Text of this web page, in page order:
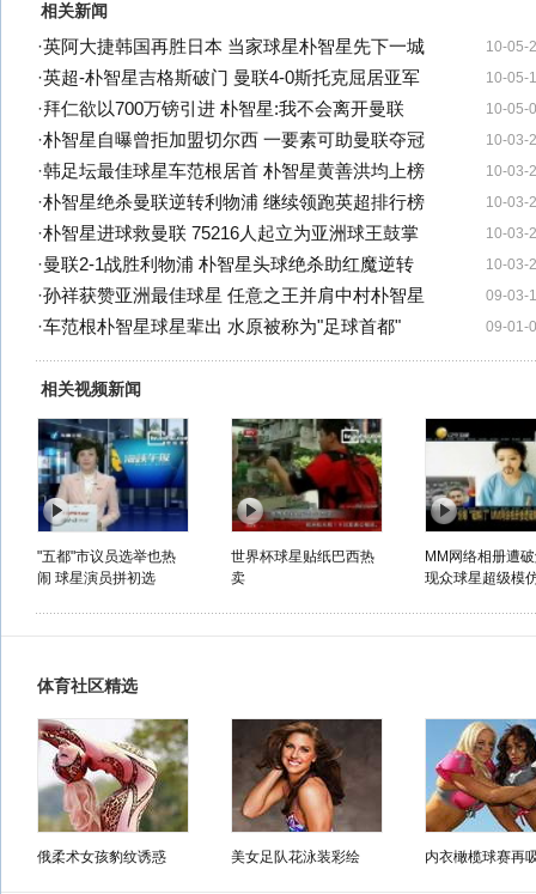
相关新闻
10-05-
·英阿大捷韩国再胜日本 当家球星朴智星先下一城
10-05-
·英超-朴智星吉格斯破门 曼联4-0斯托克屈居亚军
10-05-
·拜仁欲以700万镑引进 朴智星:我不会离开曼联
10-03-
·朴智星自曝曾拒加盟切尔西 一要素可助曼联夺冠
10-03-
·韩足坛最佳球星车范根居首 朴智星黄善洪均上榜
10-03-
·朴智星绝杀曼联逆转利物浦 继续领跑英超排行榜
10-03-
·朴智星进球救曼联 75216人起立为亚洲球王鼓掌
10-03-
·曼联2-1战胜利物浦 朴智星头球绝杀助红魔逆转
09-03-
·孙祥获赞亚洲最佳球星 任意之王并肩中村朴智星
09-01-
·车范根朴智星球星辈出 水原被称为"足球首都"
相关视频新闻
"五都"市议员选举也热
闹 球星演员拼初选
世界杯球星贴纸巴西热
卖
MM网络相册遭
现众球星超级模
体育社区精选
俄柔术女孩豹纹诱惑 美女足队花泳装彩绘 内衣橄榄球赛再